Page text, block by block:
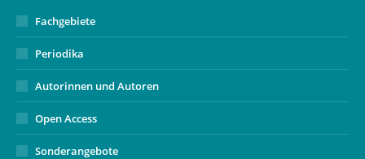
Fachgebiete
Periodika
Autorinnen und Autoren
Open Access
Sonderangebote